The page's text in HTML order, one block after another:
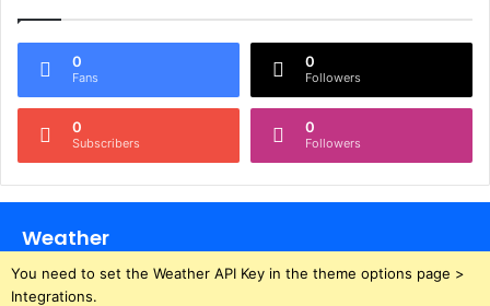
0
Fans
0
Followers
0
Subscribers
0
Followers
Weather
You need to set the Weather API Key in the theme options page >
Integrations.